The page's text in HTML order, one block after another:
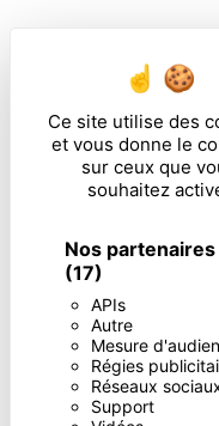
Ce site utilise des
et vous donne le
sur ceux que
souhaitez
Nos partenaires
(17)
APIs
Autre
Mesure
Régies
Réseaux
Support
En cochant cette
particulières ci-
** Les données
de vous contacter. Elles
traitants. Vous disposez
d’effacement, de
votre consentement à
réclamation auprès d’une
sort de vos données post-